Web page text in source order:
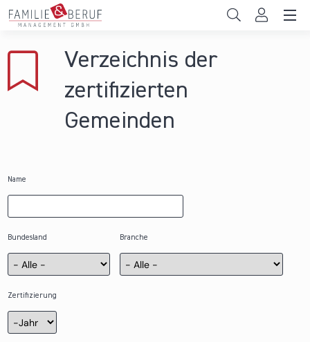
Direkt zum Inhalt
Gemeinden
Hochschulen
Verzeichnis der
zertifizierten
Gemeinden
Name
Bundesland Branche
Zertifizierung
Zertifizierung
Jahr